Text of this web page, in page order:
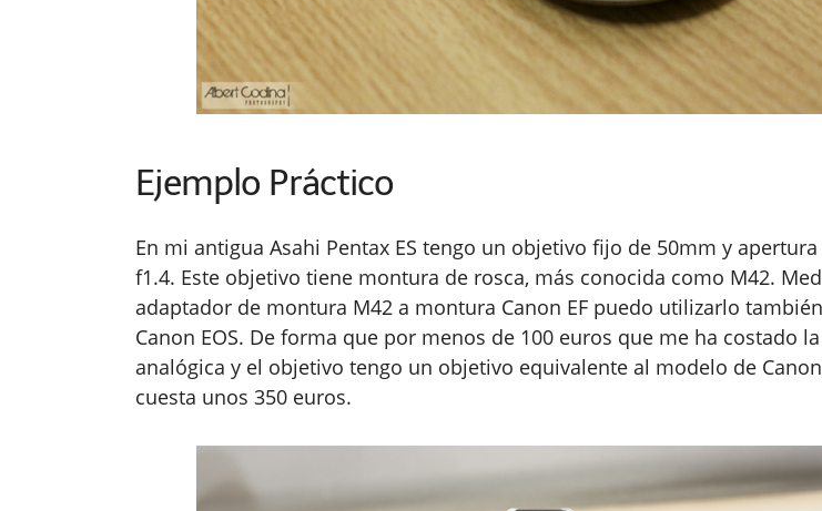
Ejemplo Práctico
En mi antigua Asahi Pentax ES tengo un objetivo fijo de 50mm y
f1.4. Este objetivo tiene montura de rosca, más conocida como M42.
adaptador de montura M42 a montura Canon EF puedo utilizarlo
Canon EOS. De forma que por menos de 100 euros que me ha costado
analógica y el objetivo tengo un objetivo equivalente al modelo de
cuesta unos 350 euros.